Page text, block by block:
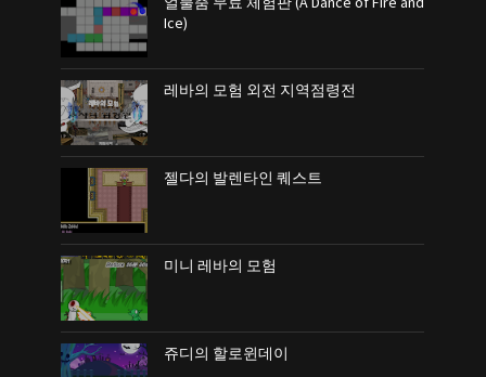
Ice)
레바의 모험 외전 지역점령전
젤다의 발렌타인 퀘스트
미니 레바의 모험
쥬디의 할로윈데이